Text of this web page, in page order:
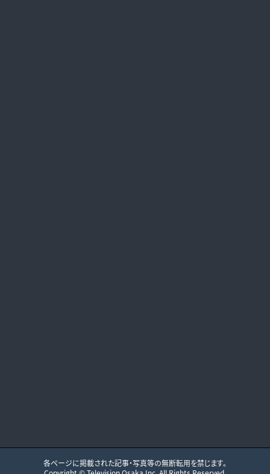
各ページに掲載された記事・写真等の無断転用を禁じます。